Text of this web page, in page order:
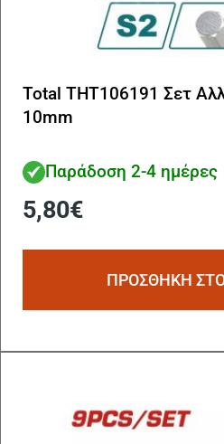
Total THT106191 Σετ
10mm
Παράδοση 2-4 ημέρες
5,80€
ΠΡΟΣΘΗΚΗ